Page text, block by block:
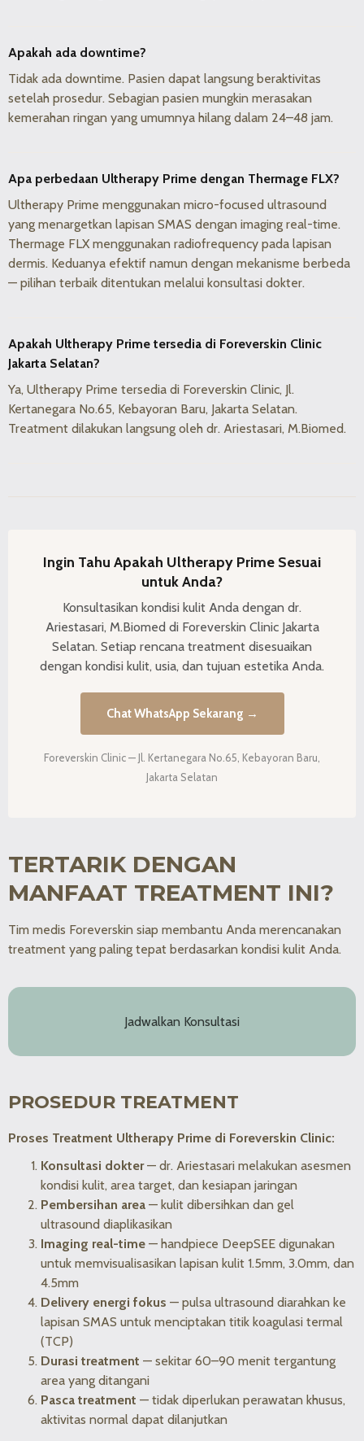
Apakah ada downtime?
Tidak ada downtime. Pasien dapat langsung beraktivitas
setelah prosedur. Sebagian pasien mungkin merasakan
kemerahan ringan yang umumnya hilang dalam 24–48 jam.
Apa perbedaan Ultherapy Prime dengan Thermage FLX?
Ultherapy Prime menggunakan micro-focused ultrasound
yang menargetkan lapisan SMAS dengan imaging real-time.
Thermage FLX menggunakan radiofrequency pada lapisan
dermis. Keduanya efektif namun dengan mekanisme berbeda
— pilihan terbaik ditentukan melalui konsultasi dokter.
Apakah Ultherapy Prime tersedia di Foreverskin Clinic
Jakarta Selatan?
Ya, Ultherapy Prime tersedia di Foreverskin Clinic, Jl.
Kertanegara No.65, Kebayoran Baru, Jakarta Selatan.
Treatment dilakukan langsung oleh dr. Ariestasari, M.Biomed.
Ingin Tahu Apakah Ultherapy Prime Sesuai
untuk Anda?
Konsultasikan kondisi kulit Anda dengan dr.
Ariestasari, M.Biomed di Foreverskin Clinic Jakarta
Selatan. Setiap rencana treatment disesuaikan
dengan kondisi kulit, usia, dan tujuan estetika Anda.
Chat WhatsApp Sekarang →
Foreverskin Clinic — Jl. Kertanegara No.65, Kebayoran Baru,
Jakarta Selatan
TERTARIK DENGAN
MANFAAT TREATMENT INI?
Tim medis Foreverskin siap membantu Anda merencanakan
treatment yang paling tepat berdasarkan kondisi kulit Anda.
Jadwalkan Konsultasi
PROSEDUR TREATMENT
Proses Treatment Ultherapy Prime di Foreverskin Clinic:
Konsultasi dokter— dr. Ariestasari melakukan asesmen
kondisi kulit, area target, dan kesiapan jaringan
Pembersihan area — kulit dibersihkan dan gel
ultrasound diaplikasikan
Imaging real-time — handpiece DeepSEE digunakan
untuk memvisualisasikan lapisan kulit 1.5mm, 3.0mm, dan
4.5mm
Delivery energi fokus — pulsa ultrasound diarahkan ke
lapisan SMAS untuk menciptakan titik koagulasi termal
(TCP)
Durasi treatment — sekitar 60–90 menit tergantung
area yang ditangani
Pasca treatment — tidak diperlukan perawatan khusus,
aktivitas normal dapat dilanjutkan